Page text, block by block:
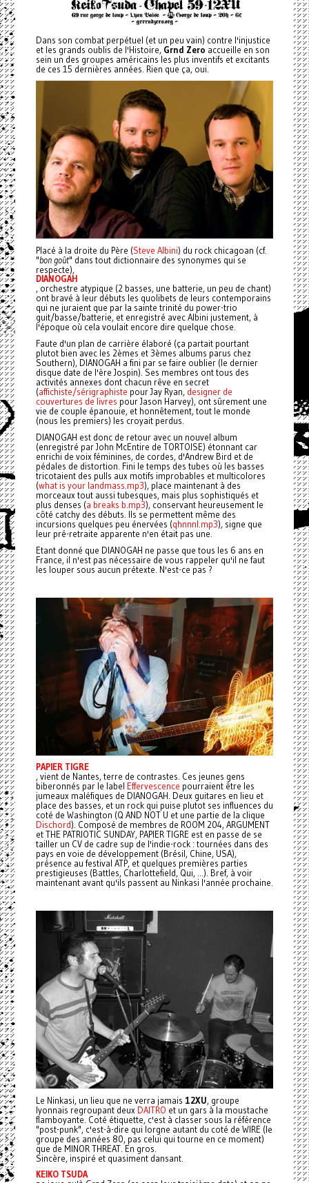
Dans son combat perpétuel (et un peu vain) contre l'injustice
et les grands oublis de l'Histoire, Grnd Zero accueille en son
sein un des groupes américains les plus inventifs et excitants
de ces 15 dernières années. Rien que ça, oui.
Placé à la droite du Père (Steve Albini) du rock chicagoan (cf.
"bon goût" dans tout dictionnaire des synonymes qui se
respecte),
DIANOGAH
, orchestre atypique (2 basses, une batterie, un peu de chant)
ont bravé à leur débuts les quolibets de leurs contemporains
qui ne juraient que par la sainte trinité du power-trio
guit/basse/batterie, et enregistré avec Albini justement, à
l'époque où cela voulait encore dire quelque chose.
Faute d'un plan de carrière élaboré (ça partait pourtant
plutot bien avec les 2èmes et 3èmes albums parus chez
Southern), DIANOGAH a fini par se faire oublier (le dernier
disque date de l'ère Jospin). Ses membres ont tous des
activités annexes dont chacun rêve en secret
(affichiste/sérigraphiste pour Jay Ryan, designer de
couvertures de livres pour Jason Harvey), ont sûrement une
vie de couple épanouie, et honnêtement, tout le monde
(nous les premiers) les croyait perdus.
DIANOGAH est donc de retour avec un nouvel album
(enregistré par John McEntire de TORTOISE) étonnant car
enrichi de voix féminines, de cordes, d'Andrew Bird et de
pédales de distortion. Fini le temps des tubes où les basses
tricotaient des pulls aux motifs improbables et multicolores
(what is your landmass.mp3), place maintenant à des
morceaux tout aussi tubesques, mais plus sophistiqués et
plus denses (a breaks b.mp3), conservant heureusement le
côté catchy des débuts. Ils se permettent même des
incursions quelques peu énervées (qhnnnl.mp3), signe que
leur pré-retraite apparente n'en était pas une.
Etant donné que DIANOGAH ne passe que tous les 6 ans en
France, il n'est pas nécessaire de vous rappeler qu'il ne faut
les louper sous aucun prétexte. N'est-ce pas ?
PAPIER TIGRE
, vient de Nantes, terre de contrastes. Ces jeunes gens
biberonnés par le label Effervescence pourraient être les
jumeaux maléfiques de DIANOGAH. Deux guitares en lieu et
place des basses, et un rock qui puise plutot ses influences du
coté de Washington (Q AND NOT U et une partie de la clique
Dischord). Composé de membres de ROOM 204, ARGUMENT
et THE PATRIOTIC SUNDAY, PAPIER TIGRE est en passe de se
tailler un CV de cadre sup de l'indie-rock : tournées dans des
pays en voie de développement (Brésil, Chine, USA),
présence au festival ATP, et quelques premières parties
prestigieuses (Battles, Charlottefield, Qui, ...). Bref, à voir
maintenant avant qu'ils passent au Ninkasi l'année prochaine.
Le Ninkasi, un lieu que ne verra jamais 12XU, groupe
lyonnais regroupant deux DAITRO et un gars à la moustache
flamboyante. Coté étiquette, c'est à classer sous la référence
"post-punk", c'est-à-dire qui lorgne autant du coté de WIRE (le
groupe des années 80, pas celui qui tourne en ce moment)
que de MINOR THREAT. En gros.
Sincère, inspiré et quasiment dansant.
KEIKO TSUDA